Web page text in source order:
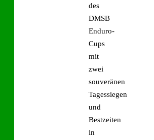
des
DMSB
Enduro-
Cups
mit
zwei
souveränen
Tagessiegen
und
Bestzeiten
in